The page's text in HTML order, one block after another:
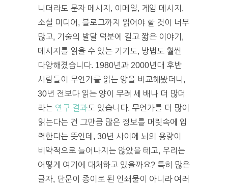
니더라도 문자 메시지, 이메일, 게임 메시지,
소셜 미디어, 블로그까지 읽어야 할 것이 너무
많고, 기술의 발달 덕분에 길고 짧은 이야기,
메시지를 읽을 수 있는 기기도, 방법도 훨씬
다양해졌습니다. 1980년과 2000년대 후반
사람들이 무언가를 읽는 양을 비교해봤더니,
30년 전보다 읽는 양이 무려 세 배나 더 많더
라는 연구 결과도 있습니다. 무언가를 더 많이
읽는다는 건 그만큼 많은 정보를 머릿속에 입
력한다는 뜻인데, 30년 사이에 뇌의 용량이
비약적으로 늘어나지는 않았을 테고, 우리는
어떻게 여기에 대처하고 있을까요? 특히 많은
글자, 단문이 종이로 된 인쇄물이 아니라 여러